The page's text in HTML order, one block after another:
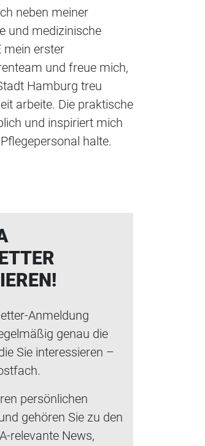
neben meiner
und medizinische
mein erster
und freue mich,
Hamburg treu
arbeite. Die praktische
und inspiriert mich
halte.
Anmeldung
genau die
Sie interessieren –
persönlichen
gehören Sie zu den
relevante News,